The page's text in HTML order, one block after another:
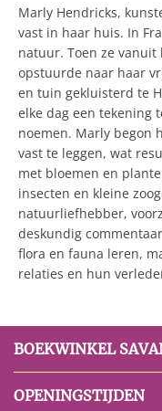
Marly Hendricks,
vast in haar huis. In
natuur. Toen ze
opstuurde naar haar
en tuin gekluisterd te
elke dag een tekening
noemen. Marly begon
vast te leggen, wat
met bloemen en
insecten en kleine
natuurliefhebber,
deskundig
flora en fauna leren,
relaties en hun
BOEKWINKEL
OPENINGSTIJDEN